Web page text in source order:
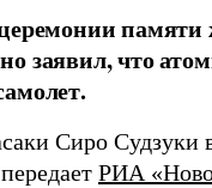
памяти
заявил, что
Сиро Судзуки
РИА